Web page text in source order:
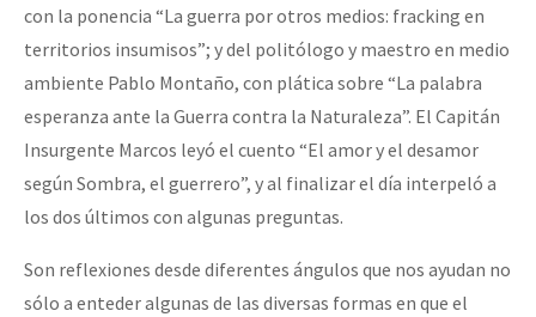
Audio
Fotorreportaje
Video
Otras secciones
Semillero Guerra contra la Humanidad. (Las poblaciones y
Libros para descargar
[25 abr – CDMX] Tokín por el CNI: 30 años de Resistencia y
con la ponencia “La guerra por otros medios: fracking en
territorios insumisos”; y del politólogo y maestro en medio
ambiente Pablo Montaño, con plática sobre “La palabra
esperanza ante la Guerra contra la Naturaleza”. El Capitán
Insurgente Marcos leyó el cuento “El amor y el desamor
según Sombra, el guerrero”, y al finalizar el día interpeló a
los dos últimos con algunas preguntas.
Son reflexiones desde diferentes ángulos que nos ayudan no
sólo a enteder algunas de las diversas formas en que el